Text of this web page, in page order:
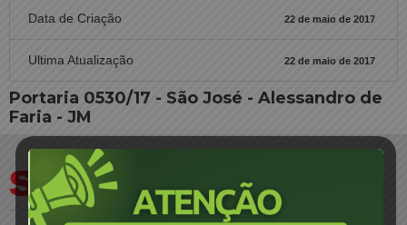
Data de Criação 22 de maio de 2017
Ultima Atualização 22 de maio de 2017
Portaria 0530/17 - São José - Alessandro de
Faria - JM